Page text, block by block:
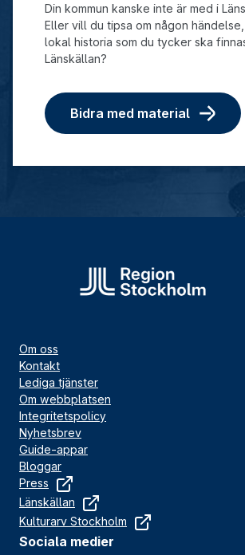
Din kommun kanske inte är med i
Eller vill du tipsa om någon
lokal historia som du tycker ska
Länskällan?
Bidra med material
Om oss
Kontakt
Lediga tjänster
Om webbplatsen
Integritetspolicy
Nyhetsbrev
Guide-appar
Bloggar
Press
Länskällan
Kulturarv Stockholm
Sociala medier